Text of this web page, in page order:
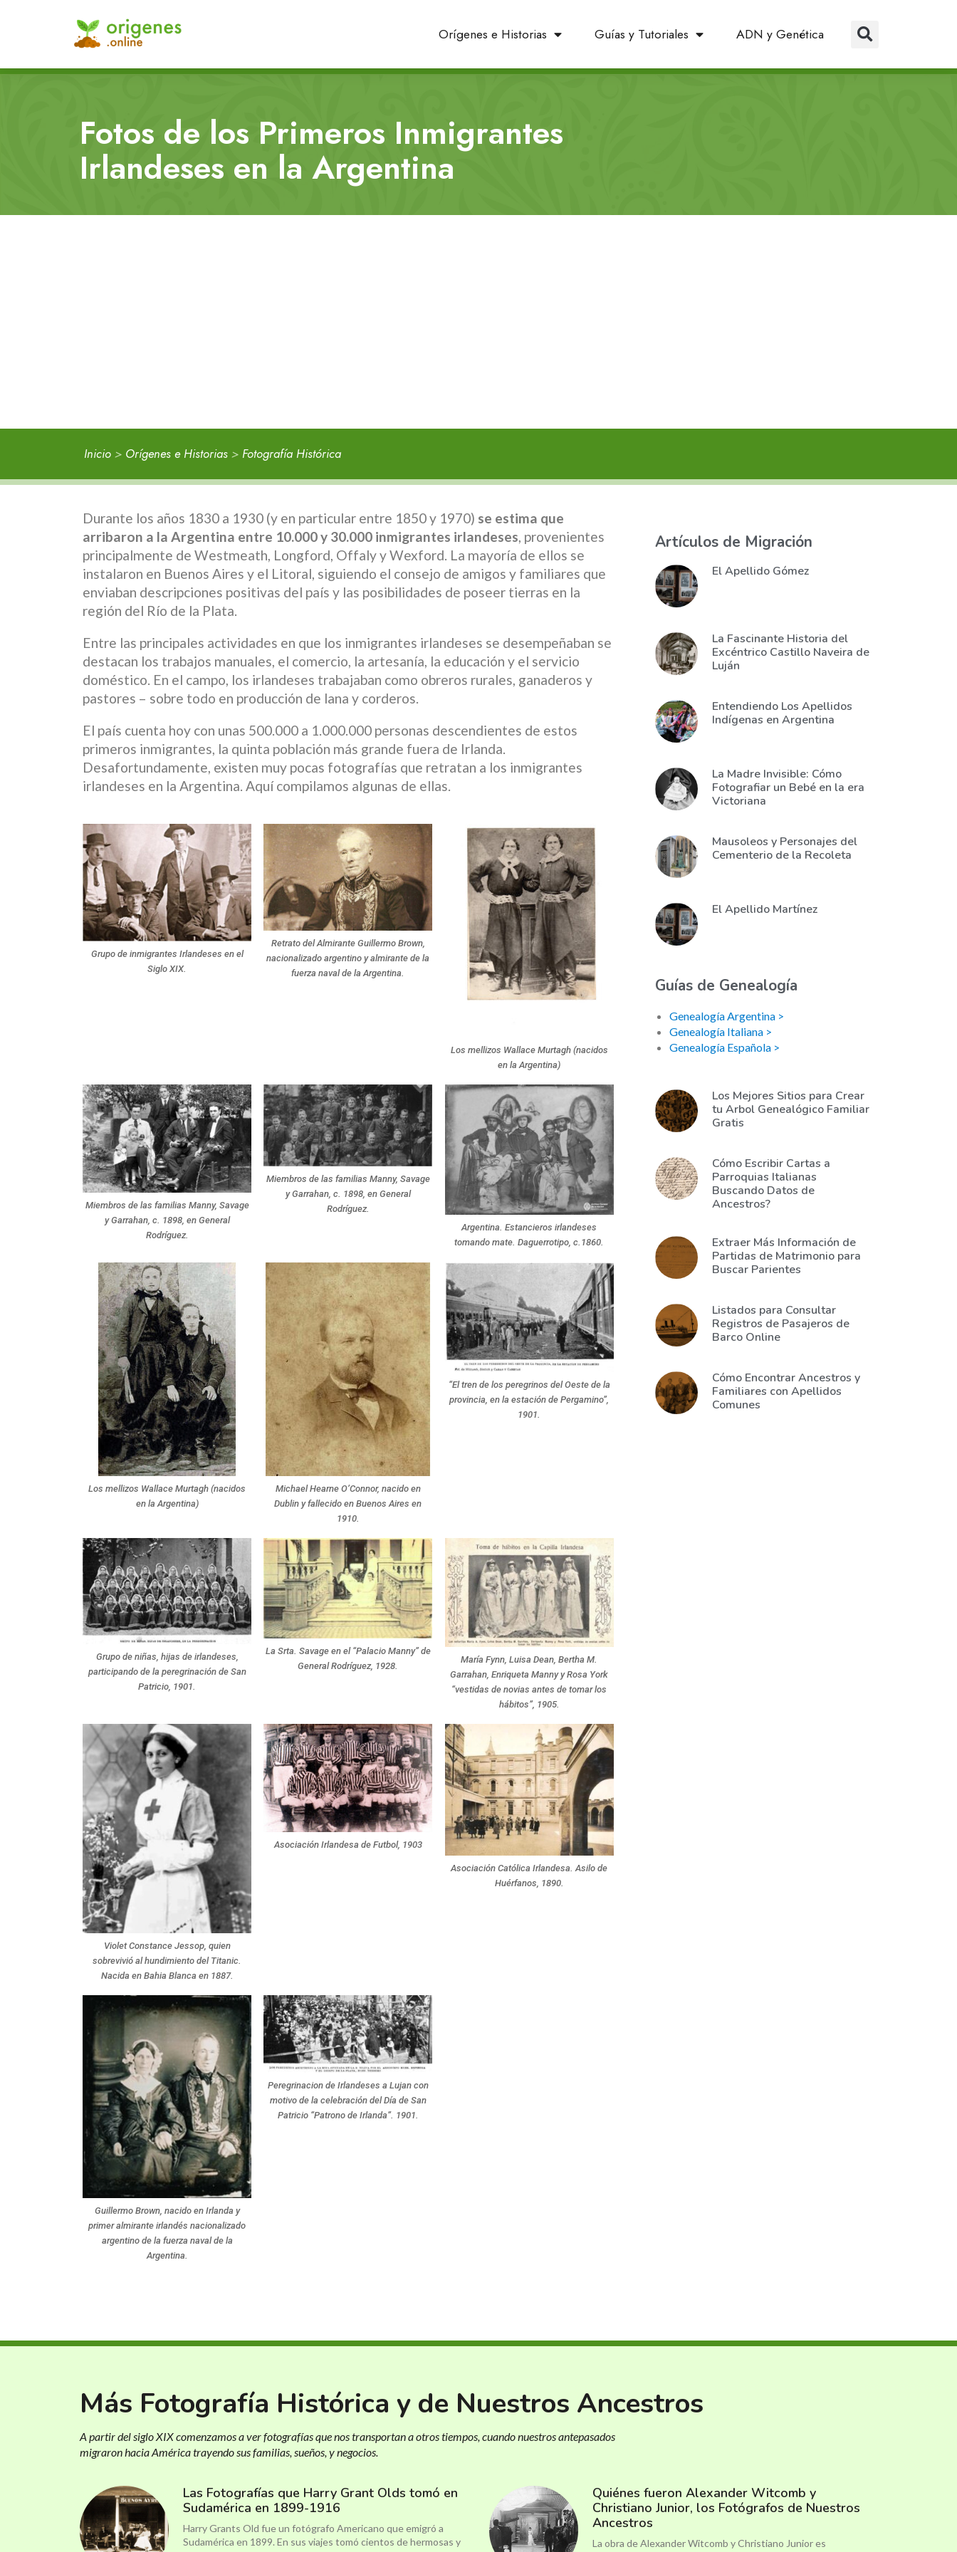
Orígenes e Historias Guías y Tutoriales ADN y Genética
Fotos de los Primeros Inmigrantes
Irlandeses en la Argentina
Inicio > Orígenes e Historias > Fotografía Histórica
Durante los años 1830 a 1930 (y en particular entre 1850 y 1970) se estima que
arribaron a la Argentina entre 10.000 y 30.000 inmigrantes irlandeses, provenientes
principalmente de Westmeath, Longford, Offaly y Wexford. La mayoría de ellos se
instalaron en Buenos Aires y el Litoral, siguiendo el consejo de amigos y familiares que
enviaban descripciones positivas del país y las posibilidades de poseer tierras en la
región del Río de la Plata.
Entre las principales actividades en que los inmigrantes irlandeses se desempeñaban se
destacan los trabajos manuales, el comercio, la artesanía, la educación y el servicio
doméstico. En el campo, los irlandeses trabajaban como obreros rurales, ganaderos y
pastores – sobre todo en producción de lana y corderos.
El país cuenta hoy con unas 500.000 a 1.000.000 personas descendientes de estos
primeros inmigrantes, la quinta población más grande fuera de Irlanda.
Desafortundamente, existen muy pocas fotografías que retratan a los inmigrantes
irlandeses en la Argentina. Aquí compilamos algunas de ellas.
Grupo de inmigrantes Irlandeses en el
Siglo XIX.
Retrato del Almirante Guillermo Brown,
nacionalizado argentino y almirante de la
fuerza naval de la Argentina.
Los mellizos Wallace Murtagh (nacidos
en la Argentina)
Miembros de las familias Manny, Savage
y Garrahan, c. 1898, en General
Rodríguez.
Miembros de las familias Manny, Savage
y Garrahan, c. 1898, en General
Rodríguez.
Argentina. Estancieros irlandeses
tomando mate. Daguerrotipo, c.1860.
Los mellizos Wallace Murtagh (nacidos
en la Argentina)
Michael Hearne O’Connor, nacido en
Dublin y fallecido en Buenos Aires en
1910.
“El tren de los peregrinos del Oeste de la
provincia, en la estación de Pergamino”,
1901.
Grupo de niñas, hijas de irlandeses,
participando de la peregrinación de San
Patricio, 1901.
La Srta. Savage en el “Palacio Manny” de
General Rodríguez, 1928.
María Fynn, Luisa Dean, Bertha M.
Garrahan, Enriqueta Manny y Rosa York
“vestidas de novias antes de tomar los
hábitos”, 1905.
Violet Constance Jessop, quien
sobrevivió al hundimiento del Titanic.
Nacida en Bahia Blanca en 1887.
Asociación Irlandesa de Futbol, 1903
Asociación Católica Irlandesa. Asilo de
Huérfanos, 1890.
Guillermo Brown, nacido en Irlanda y
primer almirante irlandés nacionalizado
argentino de la fuerza naval de la
Argentina.
Peregrinacion de Irlandeses a Lujan con
motivo de la celebración del Día de San
Patricio “Patrono de Irlanda”. 1901.
Artículos de Migración
El Apellido Gómez
La Fascinante Historia del
Excéntrico Castillo Naveira de
Luján
Entendiendo Los Apellidos
Indígenas en Argentina
La Madre Invisible: Cómo
Fotografiar un Bebé en la era
Victoriana
Mausoleos y Personajes del
Cementerio de la Recoleta
El Apellido Martínez
Guías de Genealogía
Genealogía Argentina >
Genealogía Italiana >
Genealogía Española >
Los Mejores Sitios para Crear
tu Arbol Genealógico Familiar
Gratis
Cómo Escribir Cartas a
Parroquias Italianas
Buscando Datos de
Ancestros?
Extraer Más Información de
Partidas de Matrimonio para
Buscar Parientes
Listados para Consultar
Registros de Pasajeros de
Barco Online
Cómo Encontrar Ancestros y
Familiares con Apellidos
Comunes
Más Fotografía Histórica y de Nuestros Ancestros
A partir del siglo XIX comenzamos a ver fotografías que nos transportan a otros tiempos, cuando nuestros antepasados
migraron hacia América trayendo sus familias, sueños, y negocios.
Las Fotografías que Harry Grant Olds tomó en
Sudamérica en 1899-1916
Harry Grants Old fue un fotógrafo Americano que emigró a
Sudamérica en 1899. En sus viajes tomó cientos de hermosas y
Quiénes fueron Alexander Witcomb y
Christiano Junior, los Fotógrafos de Nuestros
Ancestros
La obra de Alexander Witcomb y Christiano Junior es